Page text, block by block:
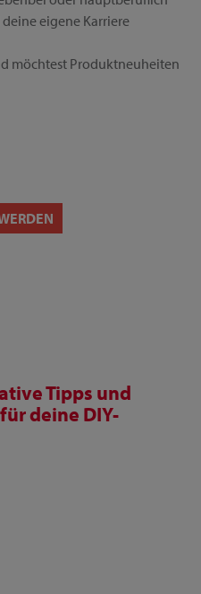
eigene Karriere
möchtest Produktneuheiten
Tipps und
deine DIY-